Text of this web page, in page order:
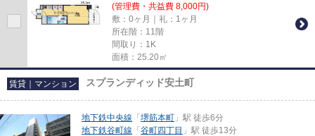
(管理費・共益費 8,000円)
敷：0ヶ月｜礼：1ヶ月
所在階：11階
間取り：1K
面積：25.20㎡
賃貸｜マンション スプランディッド安土町
地下鉄中央線 「 堺筋本町 」駅 徒歩6分
地下鉄谷町線 「 谷町四丁目 」駅 徒歩13分